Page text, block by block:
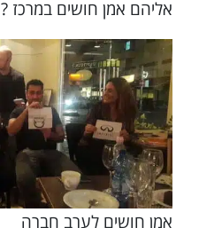
אליהם אמן חושים במרכז ?
אמן חושים לערב חברה